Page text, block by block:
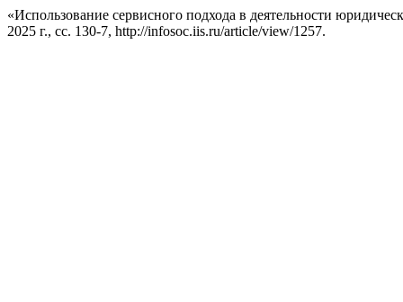
«Использование сервисного подхода в деятельности
2025 г., сс. 130-7, http://infosoc.iis.ru/article/view/1257.